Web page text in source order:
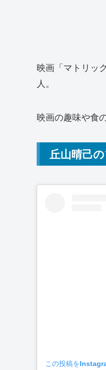
映画「マトリッ
人。
映画の趣味や食
丘山晴己
この投稿を